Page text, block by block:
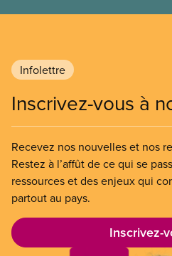
Infolettre
Inscrivez-vous à
Recevez nos nouvelles et nos
Restez à l’affût de ce qui se
ressources et des enjeux qui
partout au pays.
Inscrivez-